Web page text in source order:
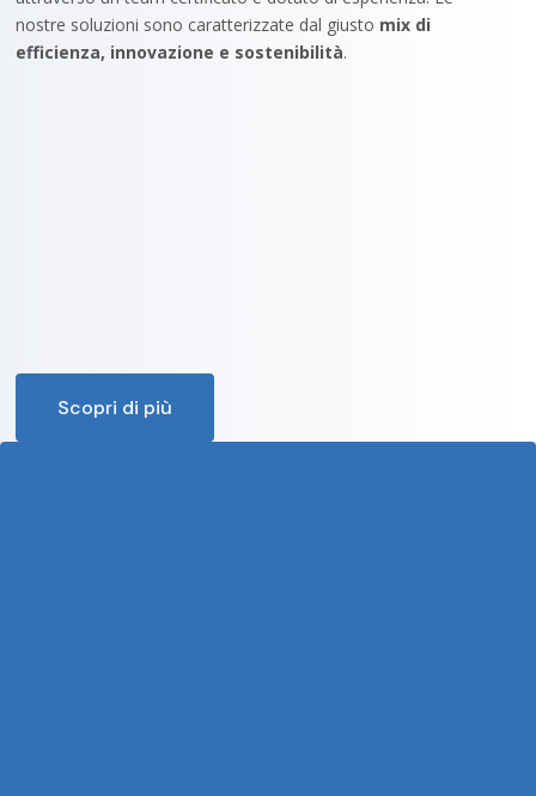
nostre soluzioni sono caratterizzate dal giusto mix di
efficienza, innovazione e sostenibilità.
Scopri di più